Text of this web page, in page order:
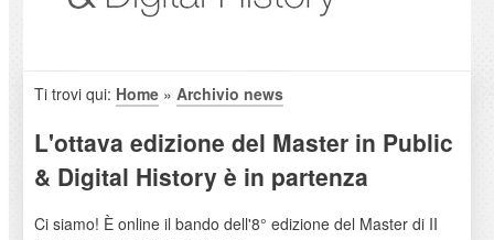
Ti trovi qui: Home» Archivio news
L'ottava edizione del Master in Public
& Digital History è in partenza
Ci siamo! È online il bando dell'8° edizione del Master di II